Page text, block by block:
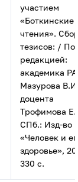
участием
«Боткинские
чтения».
тезисов: /
редакцией:
академика
Мазурова
доцента
Трофимова
СПб.: Изд-во
«Человек и
здоровье»,
330 с.